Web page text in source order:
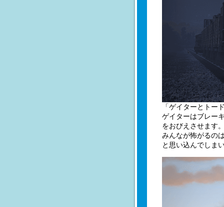
「ゲイターとトー
ゲイターはブレー
をおびえさせます
みんなが怖がるの
と思い込んでしま